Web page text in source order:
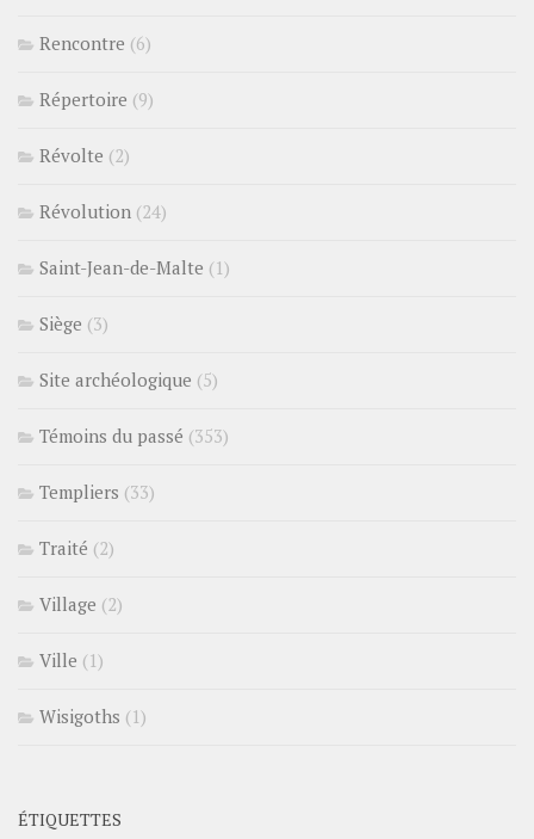
Rencontre (6)
Répertoire (9)
Révolte (2)
Révolution (24)
Saint-Jean-de-Malte (1)
Siège (3)
Site archéologique (5)
Témoins du passé (353)
Templiers (33)
Traité (2)
Village (2)
Ville (1)
Wisigoths (1)
ÉTIQUETTES